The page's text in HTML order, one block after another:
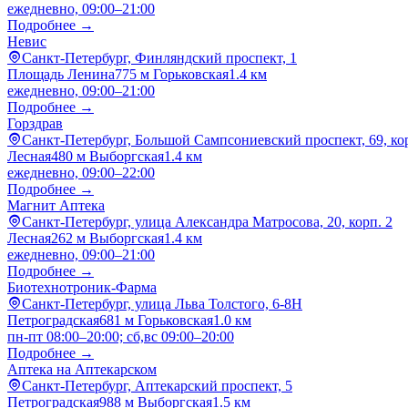
ежедневно, 09:00–21:00
Подробнее →
Невис
Санкт-Петербург, Финляндский проспект, 1
Площадь Ленина775 м Горьковская1.4 км
ежедневно, 09:00–21:00
Подробнее →
Горздрав
Санкт-Петербург, Большой Сампсониевский проспект, 69,
Лесная480 м Выборгская1.4 км
ежедневно, 09:00–22:00
Подробнее →
Магнит Аптека
Санкт-Петербург, улица Александра Матросова, 20, корп. 2
Лесная262 м Выборгская1.4 км
ежедневно, 09:00–21:00
Подробнее →
Биотехнотроник-Фарма
Санкт-Петербург, улица Льва Толстого, 6-8Н
Петроградская681 м Горьковская1.0 км
пн-пт 08:00–20:00; сб,вс 09:00–20:00
Подробнее →
Аптека на Аптекарском
Санкт-Петербург, Аптекарский проспект, 5
Петроградская988 м Выборгская1.5 км